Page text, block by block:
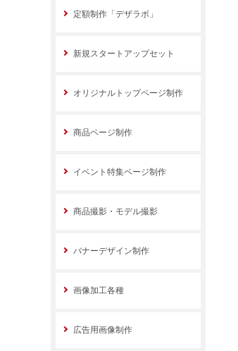
定額制作「デザラボ」
新規スタートアップセット
オリジナルトップページ制作
商品ページ制作
イベント特集ページ制作
商品撮影・モデル撮影
バナーデザイン制作
画像加工各種
広告用画像制作